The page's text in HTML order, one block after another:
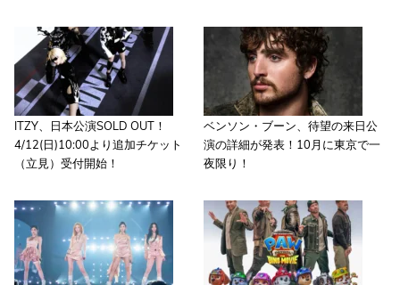
ITZY、日本公演SOLD OUT！
4/12(日)10:00より追加チケット
（立見）受付開始！
ベンソン・ブーン、待望の来日公
演の詳細が発表！10月に東京で一
夜限り！